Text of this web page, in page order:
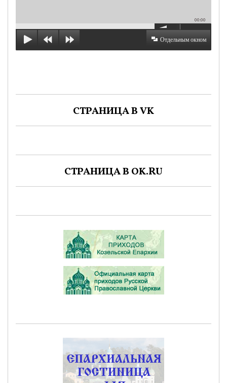
00:00
Отдельным окном
СТРАНИЦА В VK
СТРАНИЦА В OK.RU